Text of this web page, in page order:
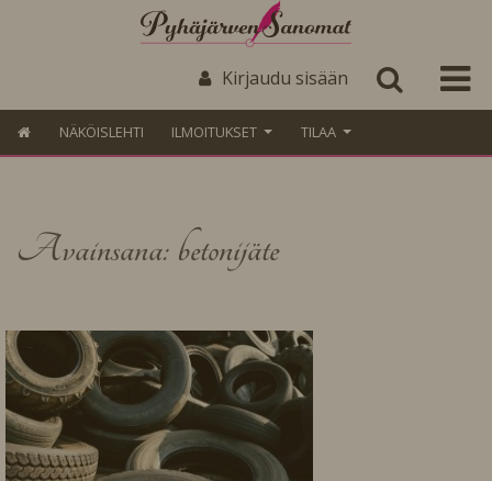
Kirjaudu sisään
NÄKÖISLEHTI ILMOITUKSET TILAA
Avainsana: betonijäte